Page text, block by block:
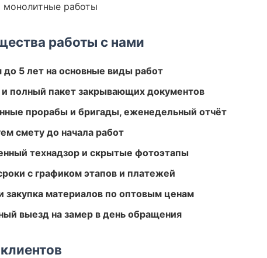
монолитные работы
работы с нами
до 5 лет на основные виды работ
полный пакет закрывающих документов
прорабы и бригады, еженедельный отчёт
смету до начала работ
технадзор и скрытые фотоэтапы
с графиком этапов и платежей
закупка материалов по оптовым ценам
выезд на замер в день обращения